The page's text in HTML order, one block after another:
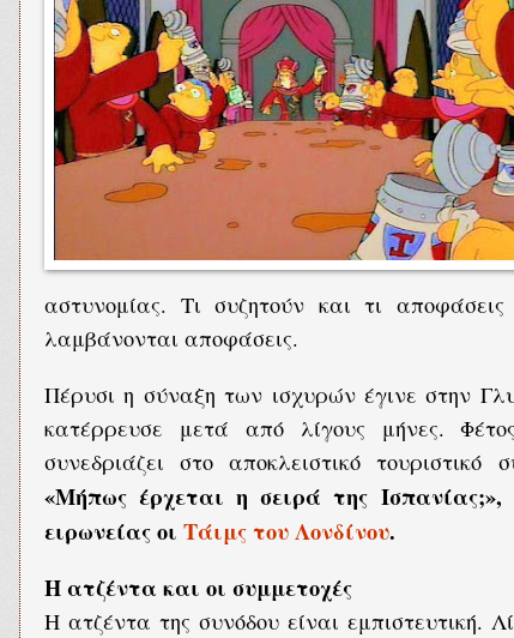
αστυνομίας. Τι συζητούν και τι
λαμβάνονται αποφάσεις.
Πέρυσι η σύναξη των ισχυρών έγινε στην
κατέρρευσε μετά από λίγους μήνες.
συνεδριάζει στο αποκλειστικό τουριστικό
«Μήπως έρχεται η σειρά της
ειρωνείας οι Τάιμς του Λονδίνου.
H ατζέντα και οι συμμετοχές
Η ατζέντα της συνόδου είναι εμπιστευτική.